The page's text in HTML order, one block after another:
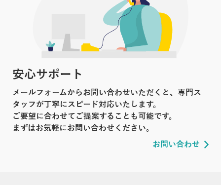
安心サポート
メールフォームからお問い合わせいただくと、専門ス
タッフが丁寧にスピード対応いたします。
ご要望に合わせてご提案することも可能です。
まずはお気軽にお問い合わせください。
お問い合わせ